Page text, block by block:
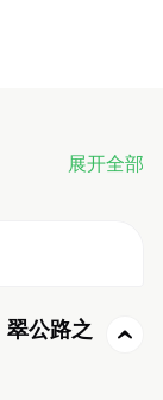
展开全部
翠公路之